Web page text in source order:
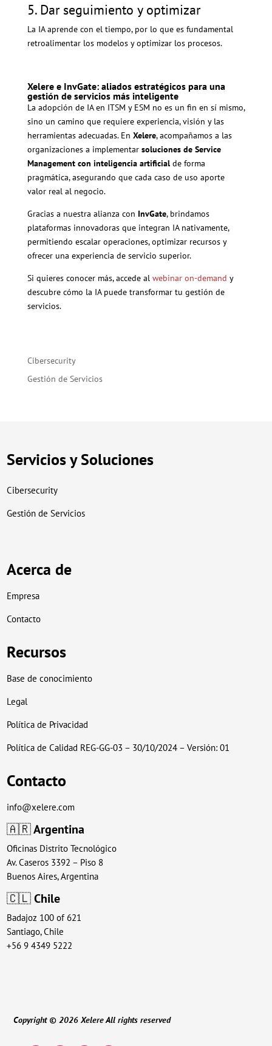
5. Dar seguimiento y optimizar
La IA aprende con el tiempo, por lo que es fundamental
retroalimentar los modelos y optimizar los procesos.
Xelere e InvGate: aliados estratégicos para una
gestión de servicios más inteligente
La adopción de IA en ITSM y ESM no es un fin en sí mismo,
sino un camino que requiere experiencia, visión y las
herramientas adecuadas. En Xelere, acompañamos a las
organizaciones a implementar soluciones de Service
Management con inteligencia artificialde forma
pragmática, asegurando que cada caso de uso aporte
valor real al negocio.
Gracias a nuestra alianza con InvGate, brindamos
plataformas innovadoras que integran IA nativamente,
permitiendo escalar operaciones, optimizar recursos y
ofrecer una experiencia de servicio superior.
Si quieres conocer más, accede al webinar on-demand y
descubre cómo la IA puede transformar tu gestión de
servicios.
Cibersecurity
Gestión de Servicios
Servicios y Soluciones
Cibersecurity
Gestión de Servicios
Acerca de
Empresa
Contacto
Recursos
Base de conocimiento
Legal
Política de Privacidad
Política de Calidad REG-GG-03 – 30/10/2024 – Versión: 01
Contacto
info@xelere.com
🇦🇷Argentina
Oficinas Distrito Tecnológico
Av. Caseros 3392 – Piso 8
Buenos Aires, Argentina
🇨🇱 Chile
Badajoz 100 of 621
Santiago, Chile
+56 9 4349 5222
Copyright © 2026 Xelere All rights reserved